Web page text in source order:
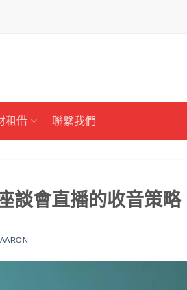
租借 聯繫我們
談會直播的收音策略
AARON